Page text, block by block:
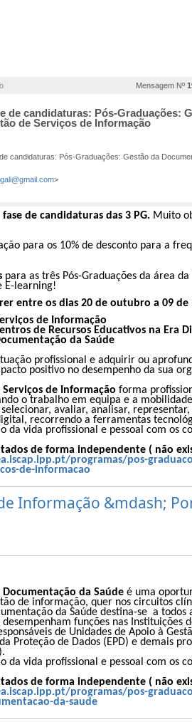
Mensagem Nº
de candidaturas: Pós-Graduações:
de Serviços de Informação
candidaturas: Pós-Graduações: Gestão da
>
de candidaturas das 3 PG. Muito
para os 10% de desconto para a
para as três Pós-Graduações da área
E-learning!
entre os dias 20 de outubro a 09
de Informação
de Recursos Educativos na Era
da Saúde
profissional e adquirir ou
positivo no desempenho da sua
Serviços de Informação forma
o trabalho em equipa e a
selecionar, avaliar, analisar,
recorrendo a ferramentas
vida profissional e pessoal com os
de forma independente ( não
programas/pos-
de-informacao
Informação &mdash;
Documentação da Saúde é uma
de informação, quer nos circuitos
da Saúde destina-se a
funções nas
de Unidades de Apoio à
Proteção de Dados (EPD) e demais
vida profissional e pessoal com os
de forma independente ( não
programas/pos-
da-saude